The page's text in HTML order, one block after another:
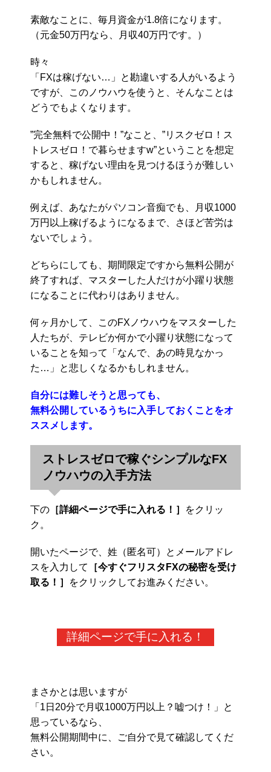
素敵なことに、毎月資金が1.8倍になります。
（元金50万円なら、月収40万円です。）
時々
「FXは稼げない…」と勘違いする人がいるよう
ですが、このノウハウを使うと、そんなことは
どうでもよくなります。
”完全無料で公開中！”なこと、”リスクゼロ！ス
トレスゼロ！で暮らせますw”ということを想定
すると、稼げない理由を見つけるほうが難しい
かもしれません。
例えば、あなたがパソコン音痴でも、月収1000
万円以上稼げるようになるまで、さほど苦労は
ないでしょう。
どちらにしても、期間限定ですから無料公開が
終了すれば、マスターした人だけが小躍り状態
になることに代わりはありません。
何ヶ月かして、このFXノウハウをマスターした
人たちが、テレビか何かで小躍り状態になって
いることを知って「なんで、あの時見なかっ
た…」と悲しくなるかもしれません。
自分には難しそうと思っても、
無料公開しているうちに入手しておくことをオ
ススメします。
ストレスゼロで稼ぐシンプルなFX
ノウハウの入手方法
下の ［詳細ページで手に入れる！］
をクリッ
ク。
開いたページで、姓（匿名可）とメールアドレ
スを入力して
［今すぐフリスタFXの秘密を受け
取る！］
をクリックしてお進みください。
詳細ページで手に入れる！
まさかとは思いますが
「1日20分で月収1000万円以上？嘘つけ！」と
思っているなら、
無料公開期間中に、ご自分で見て確認してくだ
さい。